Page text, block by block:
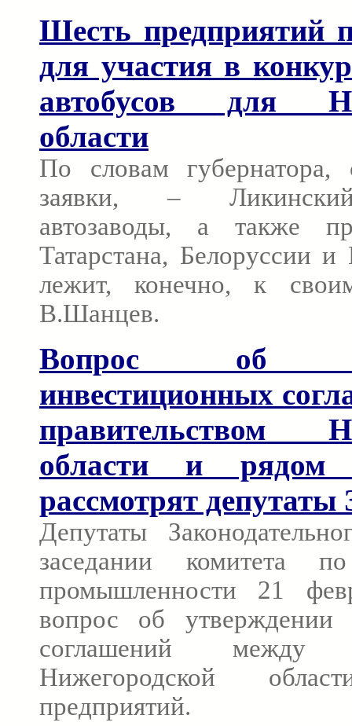
Шесть предприятий
для участия в
автобусов для
области
По словам губернатора,
заявки, –
автозаводы, а также
Татарстана, Белоруссии
лежит, конечно, к
В.Шанцев.
Вопрос об
инвестиционных
правительством
области и рядом
рассмотрят
Депутаты
заседании комитета
промышленности 21
вопрос об утверждении
соглашений между
Нижегородской
предприятий.